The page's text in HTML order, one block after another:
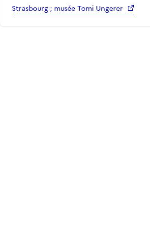
Strasbourg ; musée Tomi Ungerer